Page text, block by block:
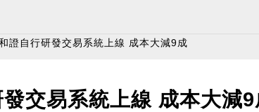
證自行研發交易系統上線 成本大減9成
交易系統上線 成本大減9